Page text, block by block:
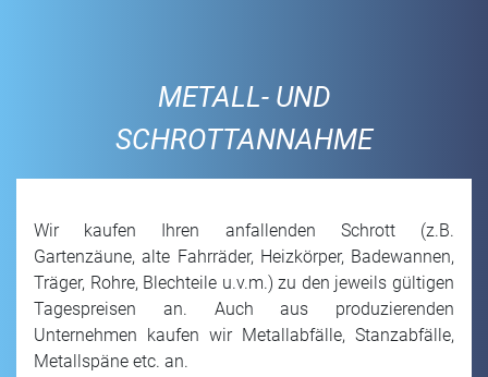
METALL- UND
SCHROTTANNAHME
Wir kaufen Ihren anfallenden Schrott (z.B.
Gartenzäune, alte Fahrräder, Heizkörper, Badewannen,
Träger, Rohre, Blechteile u.v.m.) zu den jeweils gültigen
Tagespreisen an. Auch aus produzierenden
Unternehmen kaufen wir Metallabfälle, Stanzabfälle,
Metallspäne etc. an.